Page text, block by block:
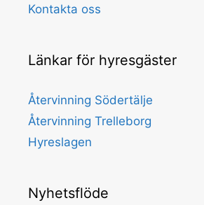
Kontakta oss
Länkar för hyresgäster
Återvinning Södertälje
Återvinning Trelleborg
Hyreslagen
Nyhetsflöde